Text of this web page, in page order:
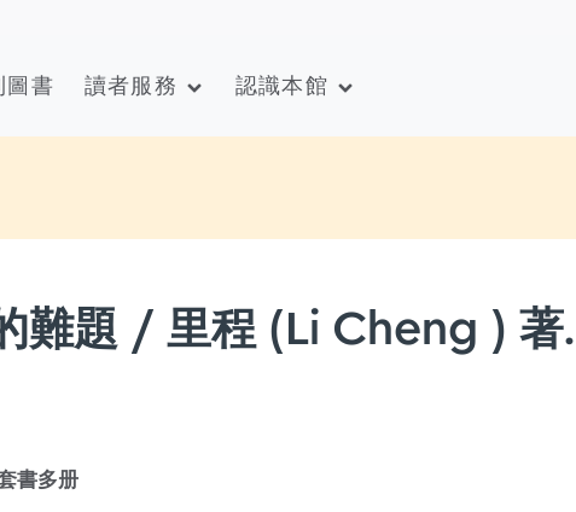
圖書 讀者服務 認識本館
難題 / 里程 (Li Cheng ) 著.
書多册